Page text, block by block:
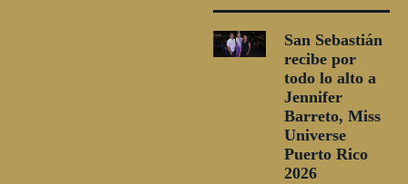
San Sebastián
recibe por
todo lo alto a
Jennifer
Barreto, Miss
Universe
Puerto Rico
2026